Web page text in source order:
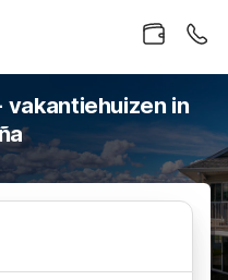
vakantiehuizen in